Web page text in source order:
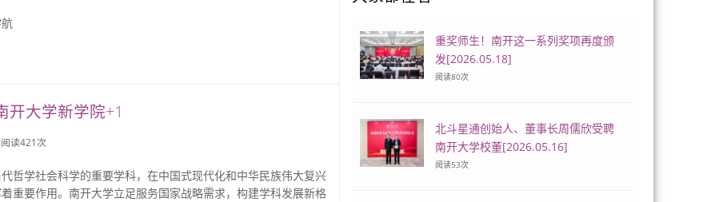
开大学新学院+1
读421次
哲学社会科学的重要学科，在中国式现代化和中华民族伟大复兴
重要作用。南开大学立足服务国家战略需求，构建学科发展新格
重奖师生！南开这一系列奖项再度颁
发[2026.05.18]
阅读80次
北斗星通创始人、董事长周儒欣受聘
南开大学校董[2026.05.16]
阅读53次